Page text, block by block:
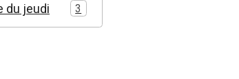
du jeudi 3